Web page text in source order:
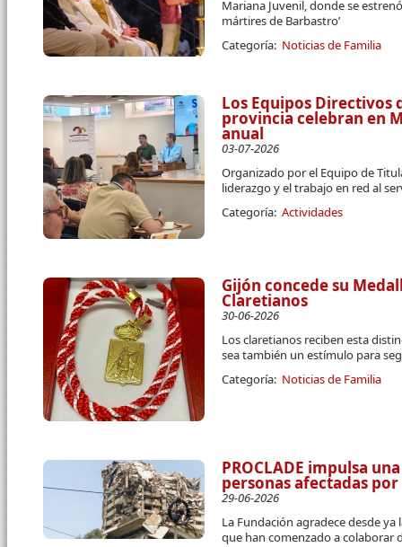
Mariana Juvenil, donde se
mártires de Barbastro’
Categoría: Noticias de Familia
Los Equipos Directivos
provincia celebran en
anual
03-07-2026
Organizado por el Equipo de
liderazgo y el trabajo en red al
Categoría: Actividades
Gijón concede su
Claretianos
30-06-2026
Los claretianos reciben esta
sea también un estímulo para
Categoría: Noticias de Familia
PROCLADE impulsa
personas afectadas
29-06-2026
La Fundación agradece desde
que han comenzado a colaborar